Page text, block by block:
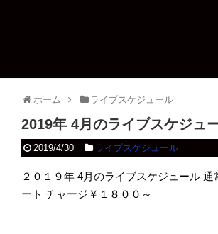
ホーム ライブスケジュール
2019年 4月のライブスケジュ
2019/4/30 ライブスケジュール
２０１９年 4月のライブスケジュール 通
ート チャージ￥１８００～